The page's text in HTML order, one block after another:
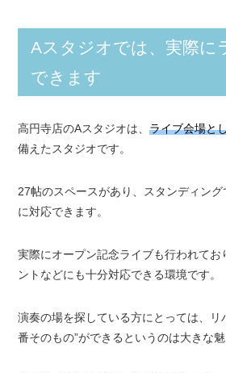
Aスタジオでは、実際に
できます
高円寺店のAスタジオは、ライブ会場と
備えたスタジオです。
27帖のスペースがあり、スタンディン
に対応できます。
実際にオープン記念ライブも行われてお
ントなどにも十分対応できる環境です。
演奏の場を探している方にとっては、リ
番そのもの”ができるというのは大きな魅